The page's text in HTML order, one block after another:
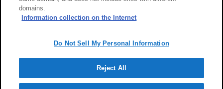
domains.
Information collection on the Internet
Do Not Sell My Personal Information
Reject All